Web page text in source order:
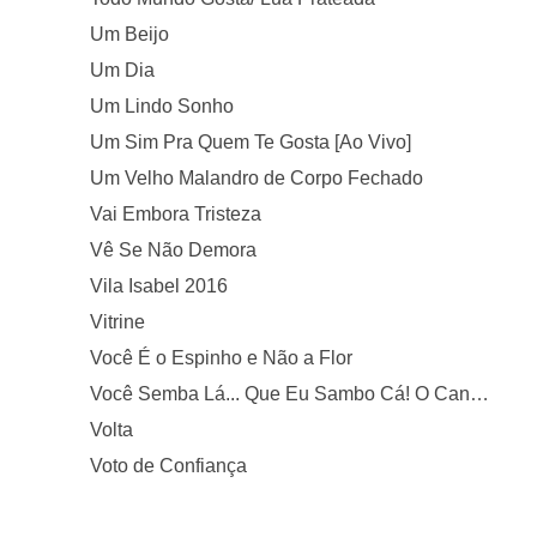
Um Beijo
Um Dia
Um Lindo Sonho
Um Sim Pra Quem Te Gosta [Ao Vivo]
Um Velho Malandro de Corpo Fechado
Vai Embora Tristeza
Vê Se Não Demora
Vila Isabel 2016
Vitrine
Você É o Espinho e Não a Flor
Você Semba Lá... Que Eu Sambo Cá! O Canto Livre de Angola
Volta
Voto de Confiança